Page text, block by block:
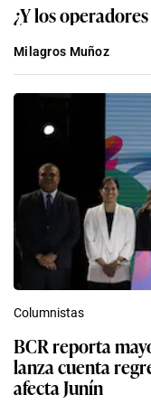
¿Y los
Milagros Muñoz
Columnistas
BCR reporta
lanza cuenta
afecta Junín